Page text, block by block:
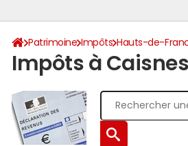
Patrimoine Impôts Hauts-de-
Impôts à